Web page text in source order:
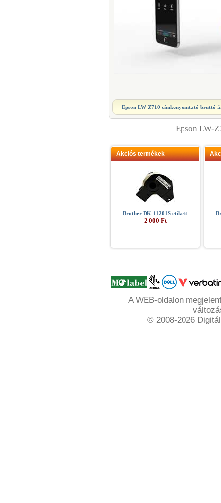
Epson LW-Z710 címkenyomtató bruttó
Epson LW-
Akciós termékek
Brother DK-11201S etikett
2 000 Ft
A WEB-oldalon
© 2008-2026